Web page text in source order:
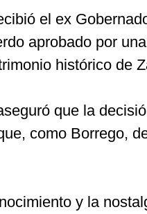
el ex
aprobado por
histórico de
que la
como Borrego,
y la